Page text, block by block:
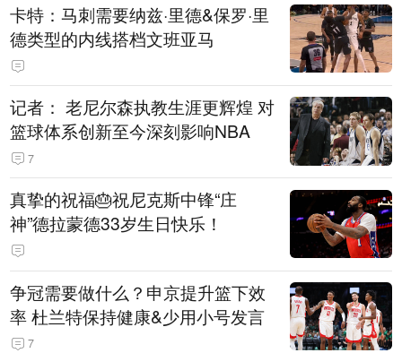
卡特：马刺需要纳兹·里德&保罗·里
德类型的内线搭档文班亚马
记者： 老尼尔森执教生涯更辉煌 对
篮球体系创新至今深刻影响NBA
7
真挚的祝福🎂祝尼克斯中锋“庄
神”德拉蒙德33岁生日快乐！
争冠需要做什么？申京提升篮下效
率 杜兰特保持健康&少用小号发言
7